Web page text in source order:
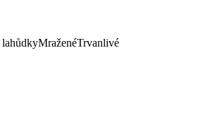
lahůdkyMraženéTrvanlivé